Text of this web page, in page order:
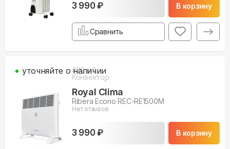
3 990 ₽ В корзину
Сравнить
#20м3
Конвектор
Royal Clima
Ribera Econo REC-RE1500M
Нет отзывов
3 990 ₽ В корзину
уточняйте о наличии